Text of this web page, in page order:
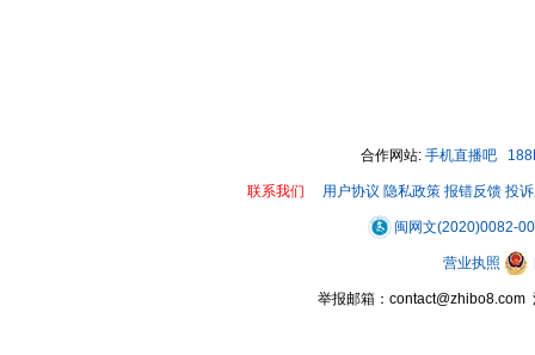
合作网站: 手机直播吧
联系我们 用户协议 隐私政策 报错反馈 投
闽网文(2020)0082-
营业执照
举报邮箱：